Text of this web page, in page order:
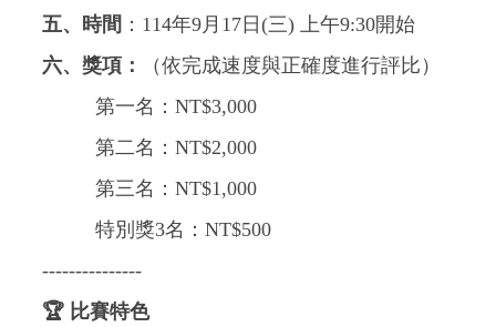
五、時間 ：114年9月17日(三) 上午9:30開始
六、獎項：
（依完成速度與正確度進行評比）
第一名：NT$3,000
第二名：NT$2,000
第三名：NT$1,000
特別獎3名：NT$500
---------------
🏆 比賽特色